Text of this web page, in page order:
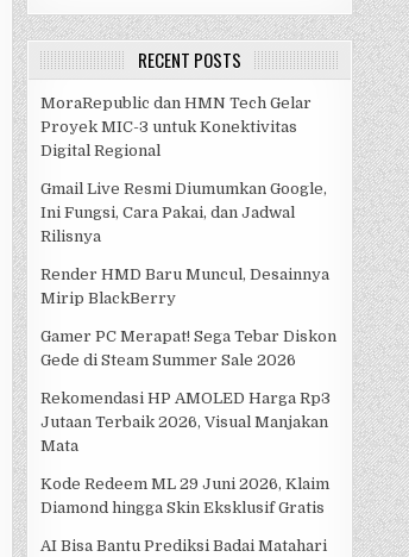
RECENT POSTS
MoraRepublic dan HMN Tech Gelar
Proyek MIC-3 untuk Konektivitas
Digital Regional
Gmail Live Resmi Diumumkan Google,
Ini Fungsi, Cara Pakai, dan Jadwal
Rilisnya
Render HMD Baru Muncul, Desainnya
Mirip BlackBerry
Gamer PC Merapat! Sega Tebar Diskon
Gede di Steam Summer Sale 2026
Rekomendasi HP AMOLED Harga Rp3
Jutaan Terbaik 2026, Visual Manjakan
Mata
Kode Redeem ML 29 Juni 2026, Klaim
Diamond hingga Skin Eksklusif Gratis
AI Bisa Bantu Prediksi Badai Matahari